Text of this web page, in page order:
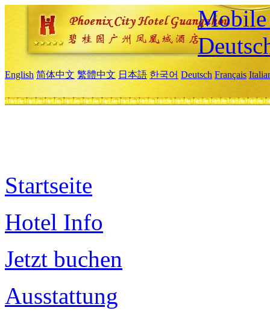
Mobile
English 简体中文 繁體中文 日本語 한국어 Deutsch Français
Startseite
Hotel Info
Jetzt buchen
Ausstattung